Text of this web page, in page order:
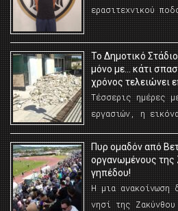
ερασιτεχνικού
Το Δημοτικό
μόνο με… κάτι
χρόνος τελειώνει
Τέσσερις ημέρες
εργασιών, η
Πυρ ομαδόν από
οργανωμένους της
γηπέδου!
Η μια ανακοίνωση
νησί της